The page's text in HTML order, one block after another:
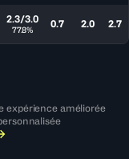
2.3/3.0
77.8% 0.7 2.0 2.7
expérience améliorée